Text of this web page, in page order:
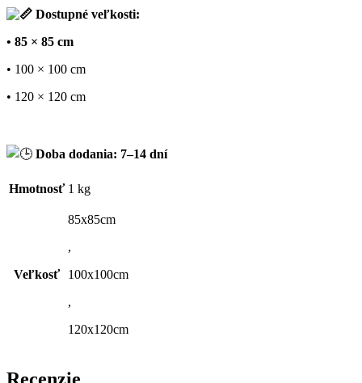
Dostupné veľkosti:
• 85 × 85 cm
• 100 × 100 cm
• 120 × 120 cm
Doba dodania: 7–14 dní
Hmotnosť 1 kg
Veľkosť
85x85cm
,
100x100cm
,
120x120cm
Recenzie